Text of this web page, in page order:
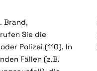
Brand,
Sie die
Polizei (110). In
Fällen (z.B.